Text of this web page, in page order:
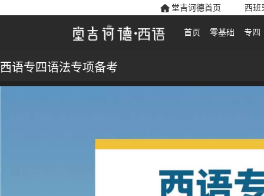
堂吉诃德首页 西班
首页 零基础 专四
西语专四语法专项备考